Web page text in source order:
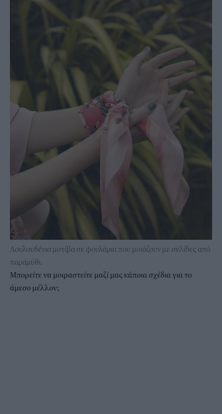
Λουλουδένια μοτίβα σε φουλάρια που μοιάζουν με σελίδες από
παραμύθι.
Μπορείτε να μοιραστείτε μαζί μας κάποια σχέδια για το
άμεσο μέλλον;